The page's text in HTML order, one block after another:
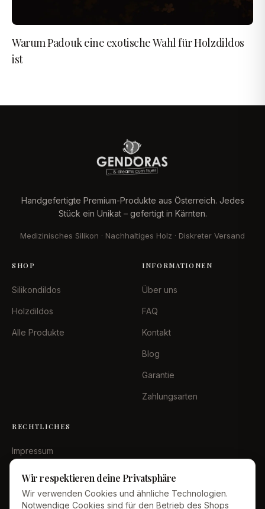
Warum Padouk eine exotische Wahl für Holzdildos
ist
Handgefertigte Premium-Produkte aus Österreich. Jedes
Stück ein Unikat – gefertigt in Kärnten.
Medizinisches Silikon · Nachhaltiges Holz · Diskreter Versand
SHOP
Silikondildos
Holzdildos
Alle Produkte
INFORMATIONEN
Über uns
FAQ
Kontakt
Blog
Garantie
Zahlungsarten
RECHTLICHES
Impressum
Datenschutz
AGB
Wir respektieren deine Privatsphäre
Wir verwenden Cookies und ähnliche Technologien.
Notwendige Cookies sind für den Betrieb des Shops